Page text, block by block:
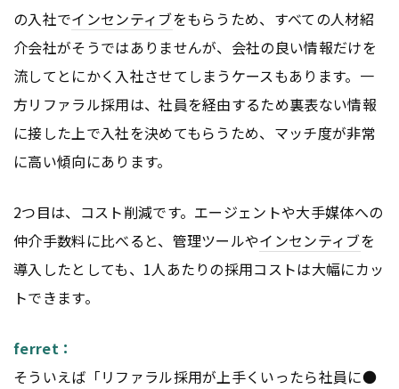
の入社でインセンティブをもらうため、すべての人材紹
介会社がそうではありませんが、会社の良い情報だけを
流してとにかく入社させてしまうケースもあります。一
方リファラル採用は、社員を経由するため裏表ない情報
に接した上で入社を決めてもらうため、マッチ度が非常
に高い傾向にあります。
2つ目は、コスト削減です。エージェントや大手媒体への
仲介手数料に比べると、管理ツールやインセンティブを
導入したとしても、1人あたりの採用コストは大幅にカッ
トできます。
ferret：
そういえば「リファラル採用が上手くいったら社員に●